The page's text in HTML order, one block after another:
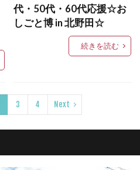
代・50代・60代応援☆お
しごと博 in 北野田☆
続きを読む
3 4 Next